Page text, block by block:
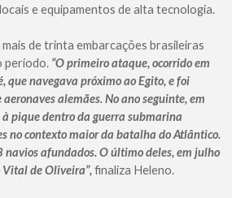
e equipamentos de alta tecnologia.
de trinta embarcações brasileiras
período. “O primeiro ataque, ocorrido em
que navegava próximo ao Egito, e foi
alemães. No ano seguinte, em
pique dentro da guerra submarina
no contexto maior da batalha do Atlântico.
afundados. O último deles, em julho
de Oliveira”,finaliza Heleno.